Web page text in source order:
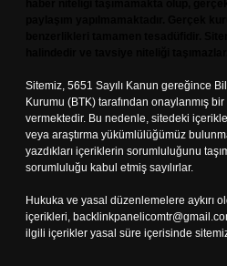
Sitemiz, 5651 Sayılı Kanun gereğince
Kurumu (BTK) tarafından onaylanmış
vermektedir. Bu nedenle, sitedeki
veya araştırma yükümlülüğümüz
yazdıkları içeriklerin sorumluluğunu
sorumluluğu kabul etmiş sayılırlar.
Hukuka ve yasal düzenlemelere aykırı
içerikleri,
ilgili içerikler yasal süre içerisinde